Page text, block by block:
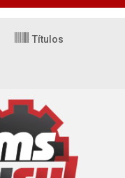
Títulos